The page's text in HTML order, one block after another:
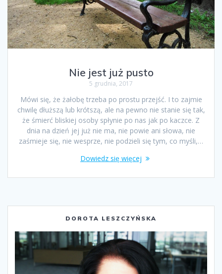
Nie jest już pusto
5 grudnia, 2017
Mówi się, że żałobę trzeba po prostu przejść. I to zajmie
chwilę dłuższą lub krótszą, ale na pewno nie stanie się tak,
że śmierć bliskiej osoby spłynie po nas jak po kaczce. Z
dnia na dzień jej już nie ma, nie powie ani słowa, nie
zaśmieje się, nie wesprze, nie podzieli się tym, co myśli,…
Dowiedz się więcej
DOROTA LESZCZYŃSKA